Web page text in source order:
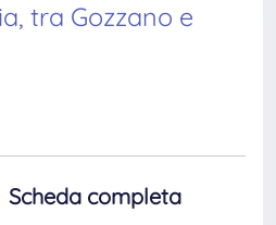
tra Gozzano e
Scheda completa